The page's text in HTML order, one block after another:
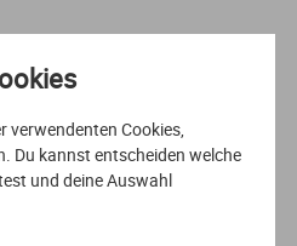
verwendenten Cookies,
Du kannst entscheiden welche
und deine Auswahl